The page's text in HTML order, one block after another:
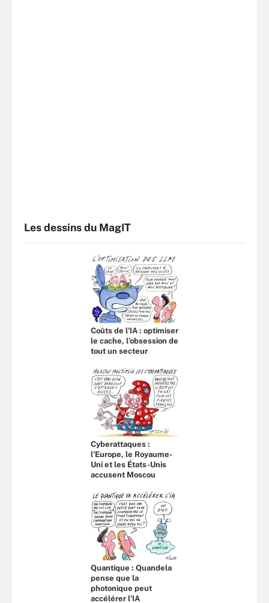
Les dessins du MagIT
Coûts de l'IA : optimiser
le cache, l’obsession de
tout un secteur
Cyberattaques :
l’Europe, le Royaume-
Uni et les États-Unis
accusent Moscou
Quantique : Quandela
pense que la
photonique peut
accélérer l’IA